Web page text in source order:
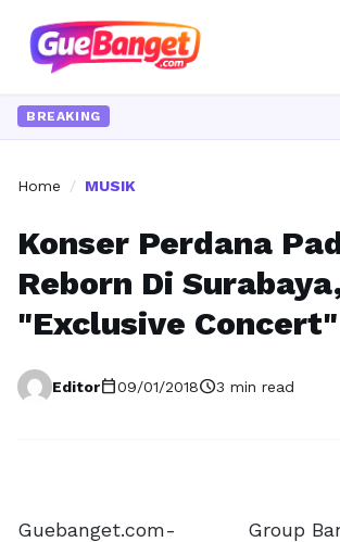
BREAKING
Home / MUSIK
Konser Perdana
Reborn Di
"Exclusive Concert"
Editorcalendar_today09/01/2018schedule3 min read
Guebanget.com- Group